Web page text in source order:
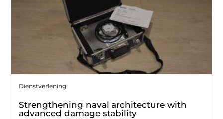
Dienstverlening
Strengthening naval architecture with
advanced damage stability